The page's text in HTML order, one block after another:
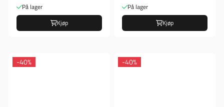
På lager
Kjøp
På lager
Kjøp
-40% -40%